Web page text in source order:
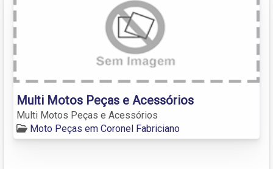
Multi Motos Peças e Acessórios
Multi Motos Peças e Acessórios
Moto Peças em Coronel Fabriciano